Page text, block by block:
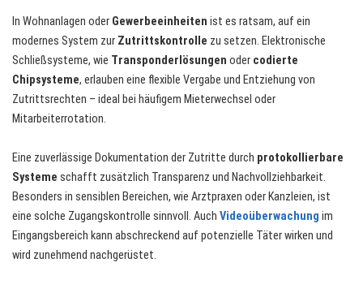
In Wohnanlagen oder Gewerbeeinheiten ist es ratsam, auf ein
modernes System zur Zutrittskontrolle zu setzen. Elektronische
Schließsysteme, wie Transponderlösungen oder codierte
Chipsysteme, erlauben eine flexible Vergabe und Entziehung von
Zutrittsrechten – ideal bei häufigem Mieterwechsel oder
Mitarbeiterrotation.
Eine zuverlässige Dokumentation der Zutritte durch protokollierbare
Systeme schafft zusätzlich Transparenz und Nachvollziehbarkeit.
Besonders in sensiblen Bereichen, wie Arztpraxen oder Kanzleien, ist
eine solche Zugangskontrolle sinnvoll. Auch Videoüberwachung im
Eingangsbereich kann abschreckend auf potenzielle Täter wirken und
wird zunehmend nachgerüstet.